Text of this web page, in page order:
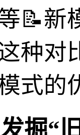
📝新
种对
式的
掘“